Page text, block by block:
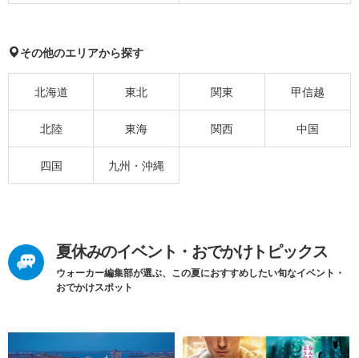
その他のエリアから探す
北海道 東北 関東 甲信越
北陸 東海 関西 中国
四国 九州・沖縄
夏休みのイベント・おでかけトピックス
ウォーカー編集部が選ぶ、この夏におすすめしたい旬なイベント・
おでかけスポット